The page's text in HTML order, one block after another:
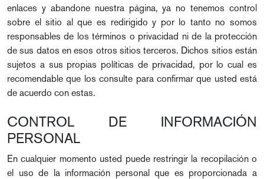
enlaces y abandone nuestra página, ya no tenemos control
sobre el sitio al que es redirigido y por lo tanto no somos
responsables de los términos o privacidad ni de la protección
de sus datos en esos otros sitios terceros. Dichos sitios están
sujetos a sus propias políticas de privacidad, por lo cual es
recomendable que los consulte para confirmar que usted está
de acuerdo con estas.
CONTROL DE INFORMACIÓN
PERSONAL
En cualquier momento usted puede restringir la recopilación o
el uso de la información personal que es proporcionada a